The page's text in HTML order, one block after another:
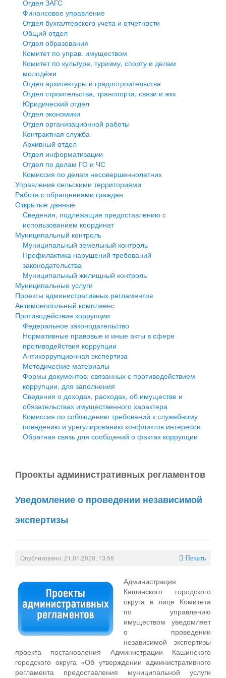
Государственные услуги
Промышленность и АПК
Экономика и бизнес
Символика
Устав
Гостям округа
Туризм
Культура
Образование
Здравоохранение
Социальная защита
Фотоальбом
муниципального округа Тверской области
Администрация Кашинского муниципального округа
Тверской области
Управление сельскими территориями
Открытые данные
Работа с обращениями граждан
Муниципальный контроль
Муниципальные услуги
Проекты административных регламентов
Антимонопольный комплаенс
Противодействие коррупции
Финансовое управление
Бюджет для граждан
Имущество
Выявление правообладателей ранее учтенных
объектов недвижимости
Имущественная поддержка субъектов малого и
среднего предпринимательства
Информационная поддержка субъектов малого и
среднего предпринимательства
Муниципальные программы
Контрольно-счетная палата
Персональные данные
Оценка регулирующего воздействия
Деятельность МУ
Нормативы градостроительного проектирования
Правила землепользования и застройки
Генеральные планы
Проекты планировки территории
Собрание депутатов
Городское поселение
Сельские поселения
Отдел ЗАГС
Финансовое управление
Отдел бухгалтерского учета и отчетности
Общий отдел
Отдел образования
Комитет по управ. имуществом
Комитет по культуре, туризму, спорту и делам
молодёжи
Отдел архитектуры и градостроительства
Отдел строительства, транспорта, связи и жкх
Юридический отдел
Отдел экономики
Отдел организационной работы
Контрактная служба
Архивный отдел
Отдел информатизации
Отдел по делам ГО и ЧС
Комиссия по делам несовершеннолетних
Управление сельскими территориями
Работа с обращениями граждан
Открытые данные
Сведения, подлежащие предоставлению с
использованием координат
Муниципальный контроль
Муниципальный земельный контроль
Профилактика нарушений требований
законодательства
Муниципальный жилищный контроль
Муниципальные услуги
Проекты административных регламентов
Антимонопольный комплаенс
Противодействие коррупции
Федеральное законодательство
Нормативные правовые и иные акты в сфере
противодействия коррупции
Антикоррупционная экспертиза
Методические материалы
Формы документов, связанных с противодействием
коррупции, для заполнения
Сведения о доходах, расходах, об имуществе и
обязательствах имущественного характера
Комиссия по соблюдению требований к служебному
поведению и урегулированию конфликтов интересов
Обратная связь для сообщений о фактах коррупции
Проекты административных регламентов
Уведомление о проведении независимой
экспертизы
Опубликовано: 21.01.2020, 13:56 Печать
Администрация
Кашинского городского
округа в лице Комитета
по управлению
имуществом уведомляет
о проведении
независимой экспертизы
проекта постановления Администрации Кашинского
городского округа «Об утверждении административного
регламента предоставления муниципальной услуги